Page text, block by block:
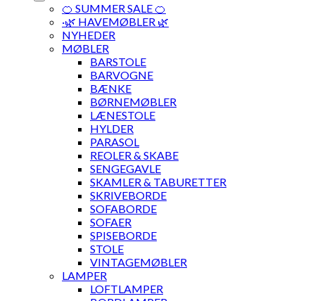
🍊 SUMMER SALE 🍊
·🌿 HAVEMØBLER 🌿
NYHEDER
MØBLER
BARSTOLE
BARVOGNE
BÆNKE
BØRNEMØBLER
LÆNESTOLE
HYLDER
PARASOL
REOLER & SKABE
SENGEGAVLE
SKAMLER & TABURETTER
SKRIVEBORDE
SOFABORDE
SOFAER
SPISEBORDE
STOLE
VINTAGEMØBLER
LAMPER
LOFTLAMPER